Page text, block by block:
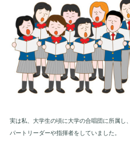
実は私、大学生の頃に大学の合唱団に所属し、
パートリーダーや指揮者をしていました。